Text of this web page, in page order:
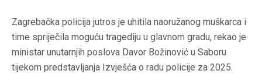
Zagrebačka policija jutros je uhitila naoružanog muškarca i
time spriječila moguću tragediju u glavnom gradu, rekao je
ministar unutarnjih poslova Davor Božinović u Saboru
tijekom predstavljanja Izvješća o radu policije za 2025.